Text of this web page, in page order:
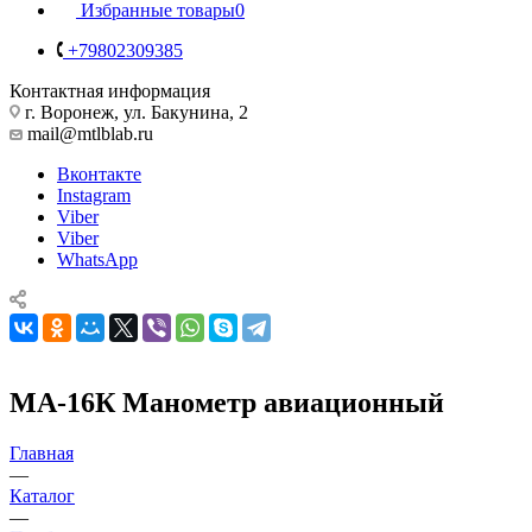
Избранные товары0
+79802309385
Контактная информация
г. Воронеж, ул. Бакунина, 2
mail@mtlblab.ru
Вконтакте
Instagram
Viber
Viber
WhatsApp
МА-16К Манометр авиационный
Главная
—
Каталог
—